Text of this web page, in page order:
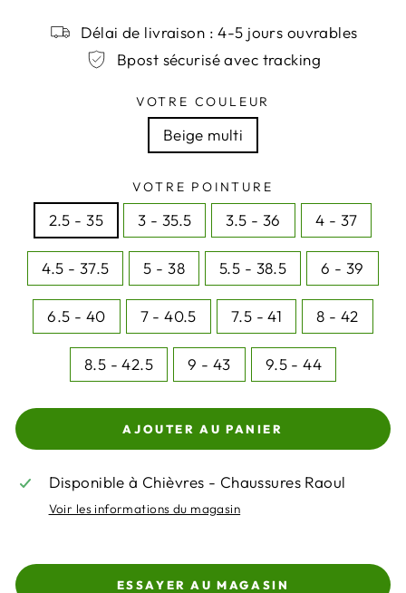
Délai de livraison : 4-5 jours ouvrables
Bpost sécurisé avec tracking
VOTRE COULEUR
Beige multi
VOTRE POINTURE
2.5 - 35 3 - 35.5 3.5 - 36 4 - 37
4.5 - 37.5 5 - 38 5.5 - 38.5 6 - 39
6.5 - 40 7 - 40.5 7.5 - 41 8 - 42
8.5 - 42.5 9 - 43 9.5 - 44
AJOUTER AU PANIER
Disponible à Chièvres - Chaussures Raoul
Voir les informations du magasin
ESSAYER AU MAGASIN